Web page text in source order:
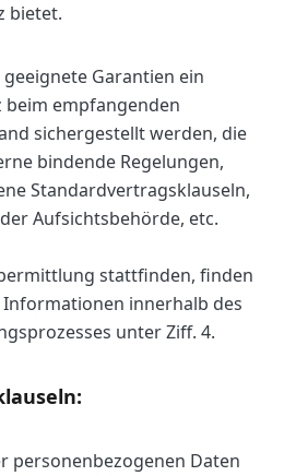
bietet.
Garantien ein
empfangenden
sichergestellt werden, die
bindende Regelungen,
Standardvertragsklauseln,
Aufsichtsbehörde, etc.
stattfinden, finden
innerhalb des
unter Ziff. 4.
personenbezogenen Daten